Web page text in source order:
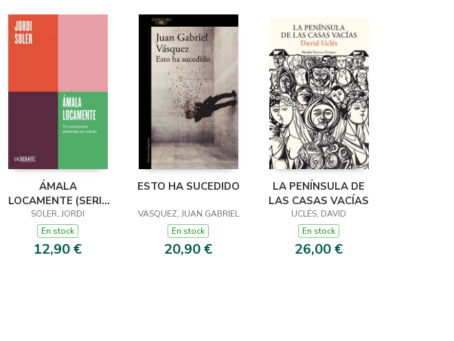
ÁMALA
LOCAMENTE (SERIE
ENDEBATE)
SOLER, JORDI
En stock
12,90 €
ESTO HA SUCEDIDO
VASQUEZ, JUAN GABRIEL
En stock
20,90 €
LA PENÍNSULA DE
LAS CASAS VACÍAS
UCLÉS, DAVID
En stock
26,00 €